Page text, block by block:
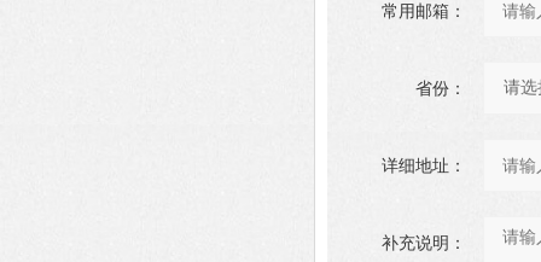
常用邮箱：
省份：
详细地址：
补充说明：